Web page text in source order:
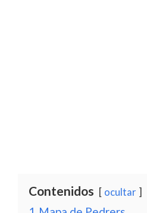
Contenidos ocultar